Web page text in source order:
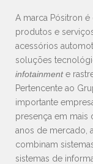
A marca Pósitron
produtos e
acessórios
soluções
infotainmente
Pertencente ao
importante
presença em mais
anos de mercado,
combinam
sistemas de